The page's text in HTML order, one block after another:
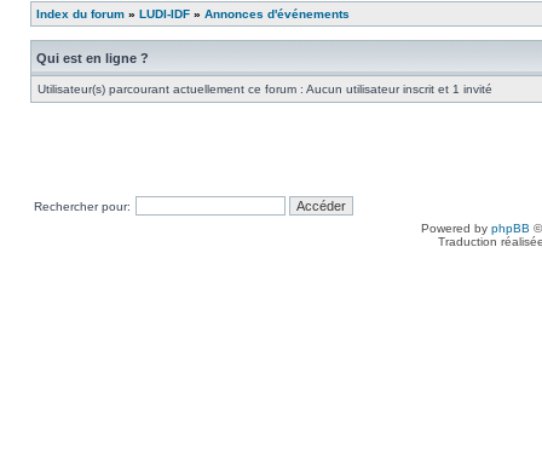
Index du forum » LUDI-IDF » Annonces d'événements
Qui est en ligne ?
Utilisateur(s) parcourant actuellement ce forum : Aucun utilisateur inscrit et 1 invité
Rechercher pour:
Powered by phpBB
Traduction